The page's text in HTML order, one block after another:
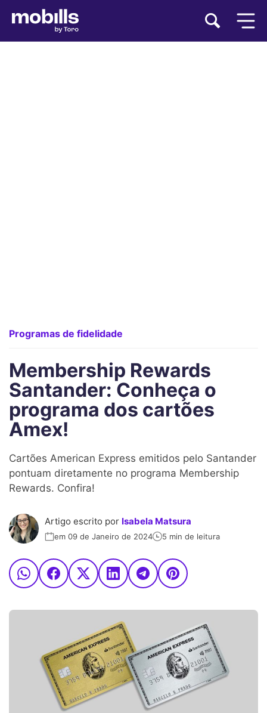
Programas de fidelidade
Membership Rewards
Santander: Conheça o
programa dos cartões
Amex!
Cartões American Express emitidos pelo Santander
pontuam diretamente no programa Membership
Rewards. Confira!
Artigo escrito por Isabela Matsura
em 09 de Janeiro de 2024 5 min de leitura